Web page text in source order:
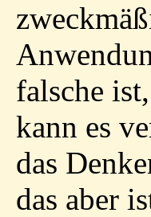
falsche
kann es
das
das aber